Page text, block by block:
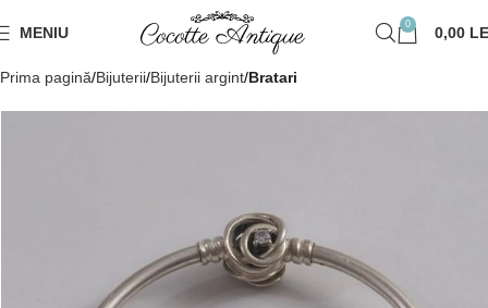
MENIU 0 0,00
Prima pagină Bijuterii Bijuterii argint Bratari